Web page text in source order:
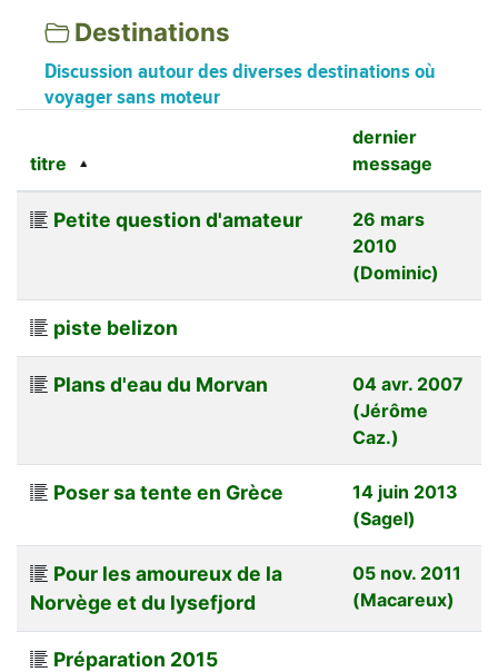
Destinations
Discussion autour des diverses destinations où
voyager sans moteur
titre
dernier
message
Petite question d'amateur
26 mars
2010
(Dominic)
piste belizon
Plans d'eau du Morvan
04 avr. 2007
(Jérôme
Caz.)
Poser sa tente en Grèce
14 juin 2013
(Sagel)
Pour les amoureux de la
Norvège et du lysefjord
05 nov. 2011
(Macareux)
Préparation 2015